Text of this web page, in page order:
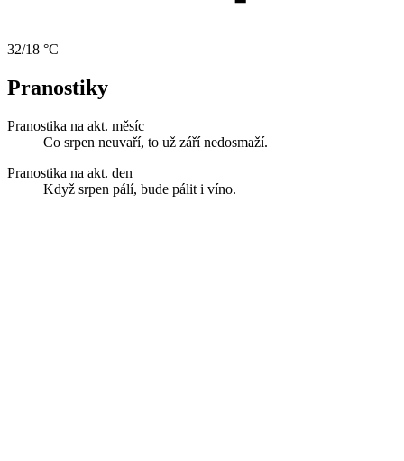
32/18 °C
Pranostiky
Pranostika na akt. měsíc
Co srpen neuvaří, to už září nedosmaží.
Pranostika na akt. den
Když srpen pálí, bude pálit i víno.